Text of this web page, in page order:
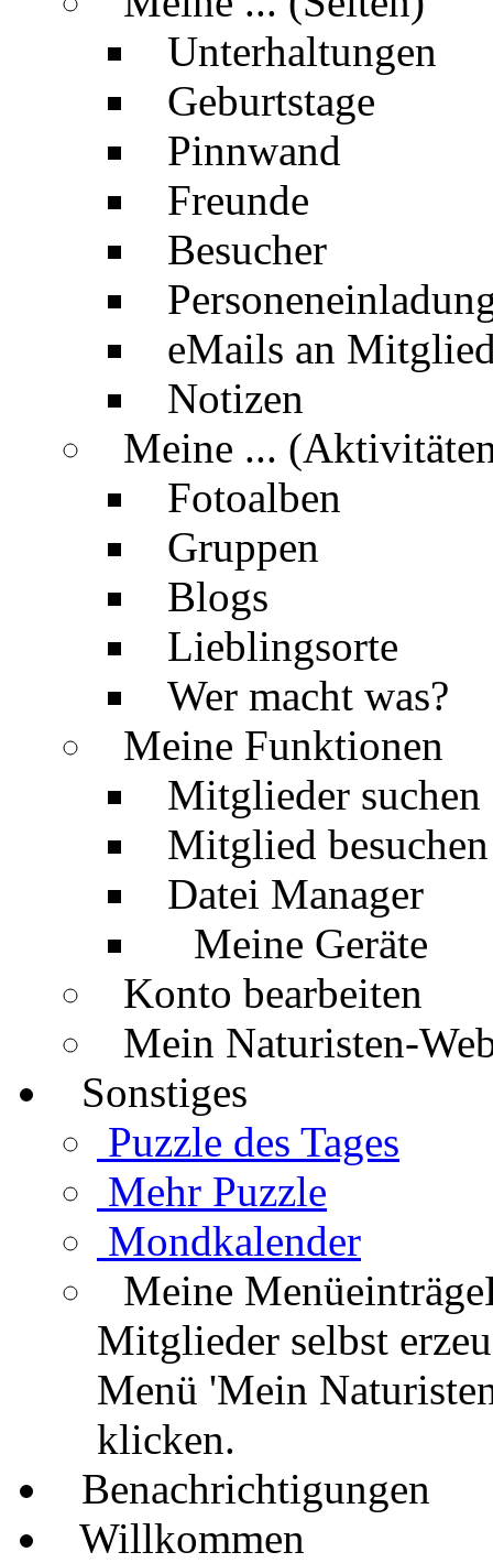
Unterhaltungen
Geburtstage
Pinnwand
Freunde
Besucher
eMails an
Notizen
Meine ...
Fotoalben
Gruppen
Blogs
Lieblingsorte
Wer macht was?
Meine Funktionen
Mitglieder suchen
Mitglied besuchen
Datei Manager
Meine Geräte
Konto bearbeiten
Mein Naturisten-
Sonstiges
Puzzle des Tages
Mehr Puzzle
Mondkalender
Meine Menüeinträge
Mitglieder selbst
Menü 'Mein
klicken.
Benachrichtigungen
Willkommen